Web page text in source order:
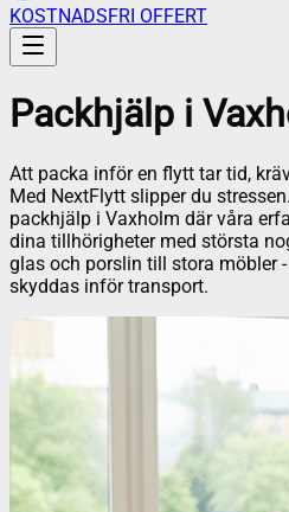
KOSTNADSFRI OFFERT
Packhjälp i
Att packa inför en flytt tar tid,
Med NextFlytt slipper du
packhjälp i Vaxholm där våra
dina tillhörigheter med största
glas och porslin till stora möbler
skyddas inför transport.